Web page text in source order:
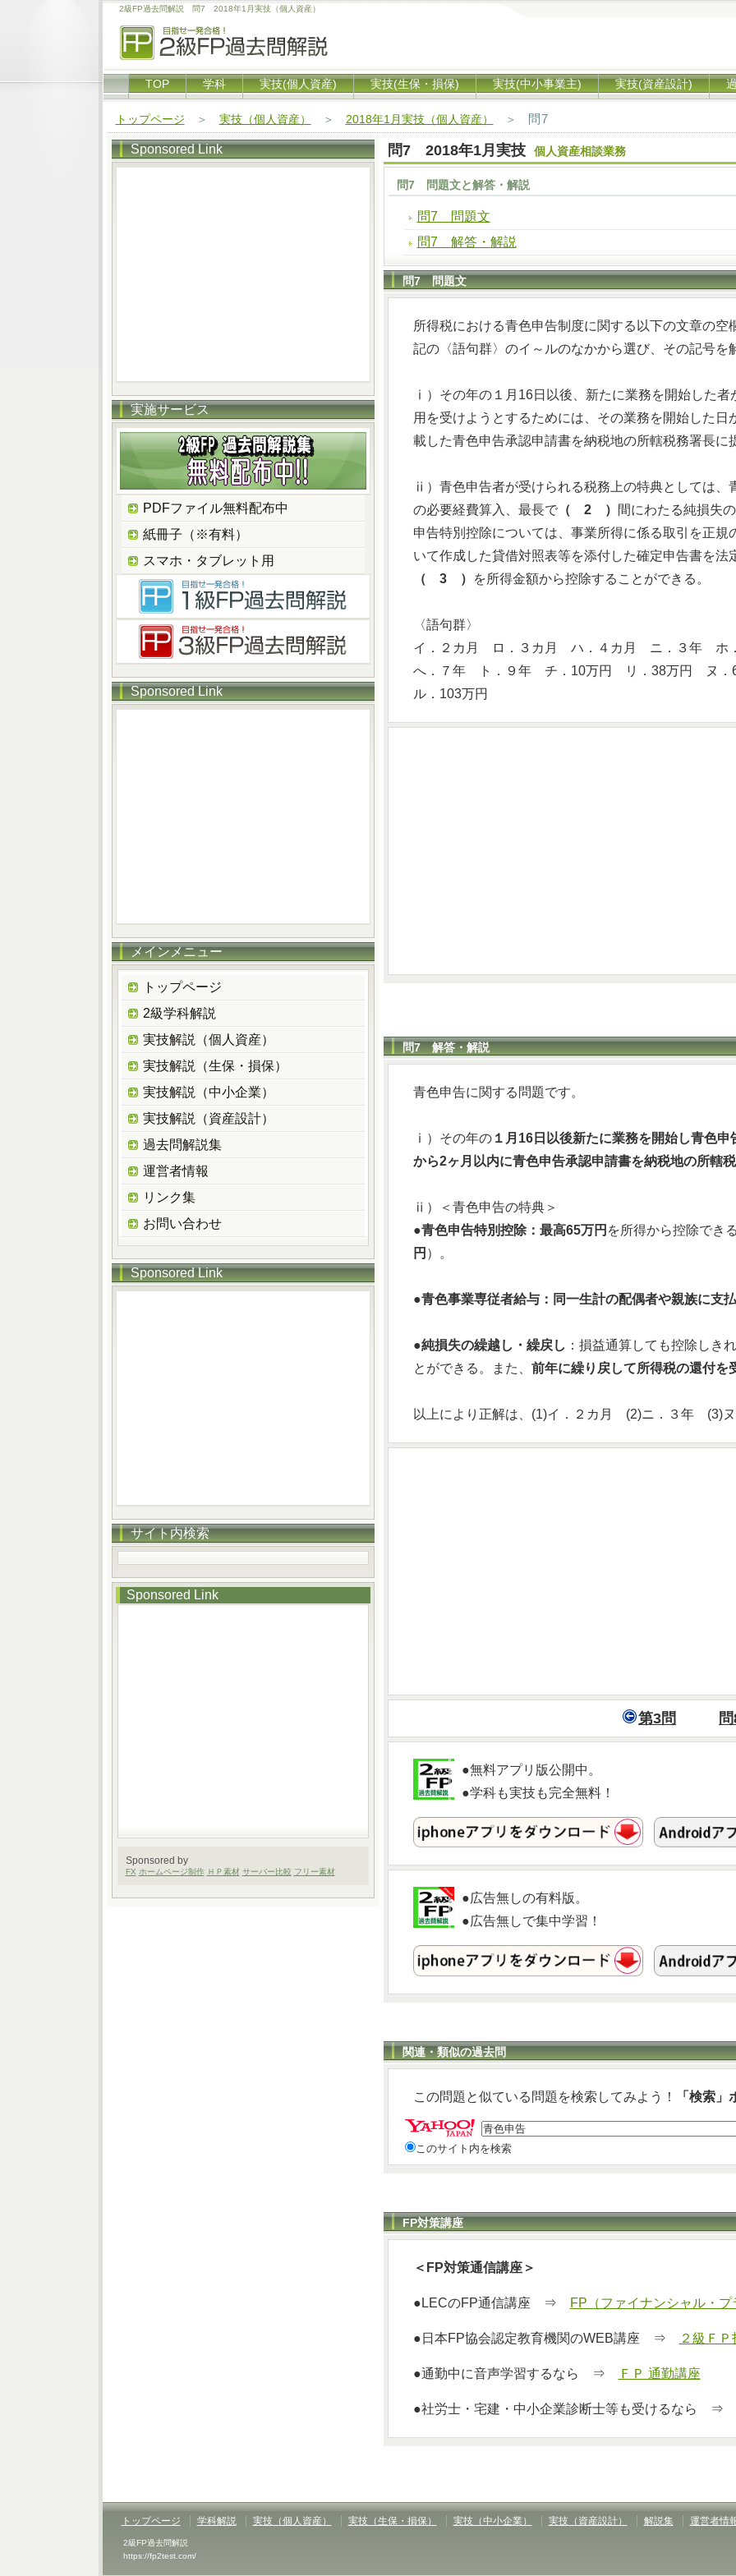
2級FP過去問解説 問7 2018年1月実技（個人資産）
TOP 学科 実技(個人資産) 実技(生保・損保) 実技(中小事業主) 実技(資産設計)
トップページ ＞ 実技（個人資産） ＞ 2018年1月実技（個人資産） ＞ 問7
問7 2018年1月実技 個人資産相談業務
問7 問題文と解答・解説
問7 問題文
問7 解答・解説
問7 問題文
所得税における青色申告制度に関する以下の文章の
記の〈語句群〉のイ～ルのなかから選び、その記号を
ⅰ）その年の１月16日以後、新たに業務を開始した
用を受けようとするためには、その業務を開始した日
載した青色申告承認申請書を納税地の所轄税務署長
ⅱ）青色申告者が受けられる税務上の特典としては、
の必要経費算入、最長で（ 2 ）
間にわたる純損失
申告特別控除については、事業所得に係る取引を正
いて作成した貸借対照表等を添付した確定申告書を
（ 3 ）
を所得金額から控除することができる。
〈語句群〉
イ．２カ月 ロ．３カ月 ハ．４カ月 ニ．３年 ホ
へ．７年 ト．９年 チ．10万円 リ．38万円 ヌ．
ル．103万円
問7 解答・解説
青色申告に関する問題です。
ⅰ）その年の１月16日以後新たに業務を開始し青色
から2ヶ月以内に青色申告承認申請書を納税地の所轄
ⅱ）＜青色申告の特典＞
●青色申告特別控除：最高65万円 を所得から控除でき
円 ）。
●青色事業専従者給与：同一生計の配偶者や親族に支
●純損失の繰越し・繰戻し ：損益通算しても控除しき
とができる。また、 前年に繰り戻して所得税の還付を
以上により正解は、(1)イ．２カ月 (2)ニ．３年 (3)
第3問
●無料アプリ版公開中。
●学科も実技も完全無料！
●広告無しの有料版。
●広告無しで集中学習！
関連・類似の過去問
この問題と似ている問題を検索してみよう！ 「検索
このサイト内を検索
FP対策講座
＜FP対策通信講座＞
●LECのFP通信講座 ⇒ FP（ファイナンシャル・
●日本FP協会認定教育機関のWEB講座 ⇒ ２級ＦＰ
●通勤中に音声学習するなら ⇒ ＦＰ 通勤講座
●社労士・宅建・中小企業診断士等も受けるなら ⇒
Sponsored Link
実施サービス
PDFファイル無料配布中
紙冊子（※有料）
スマホ・タブレット用
Sponsored Link
メインメニュー
トップページ
2級学科解説
実技解説（個人資産）
実技解説（生保・損保）
実技解説（中小企業）
実技解説（資産設計）
過去問解説集
運営者情報
リンク集
お問い合わせ
Sponsored Link
サイト内検索
Sponsored Link
Sponsored by
FX ホームページ制作 ＨＰ素材 サーバー比較 フリー素材
トップページ 学科解説 実技（個人資産） 実技（生保・損保） 実技（中小企業） 実技（資産設計） 解説集 運営者情
2級FP過去問解説
https://fp2test.com/